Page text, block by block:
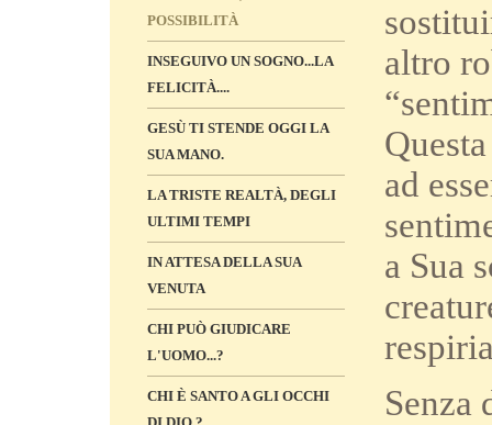
POSSIBILITÀ
INSEGUIVO UN SOGNO...LA
FELICITÀ....
GESÙ TI STENDE OGGI LA
SUA MANO.
LA TRISTE REALTÀ, DEGLI
ULTIMI TEMPI
IN ATTESA DELLA SUA
VENUTA
CHI PUÒ GIUDICARE
L'UOMO...?
CHI È SANTO A GLI OCCHI
altro
ad
a Sua
Senza